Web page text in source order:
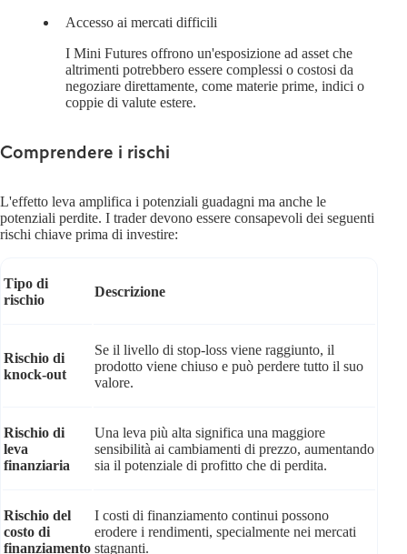
Accesso ai mercati difficili
I Mini Futures offrono un'esposizione ad asset che
altrimenti potrebbero essere complessi o costosi da
negoziare direttamente, come materie prime, indici o
coppie di valute estere.
Comprendere i rischi
L'effetto leva amplifica i potenziali guadagni ma anche le
potenziali perdite. I trader devono essere consapevoli dei seguenti
rischi chiave prima di investire:
Tipo di
rischio
Descrizione
Rischio di
knock-out
Se il livello di stop-loss viene raggiunto, il
prodotto viene chiuso e può perdere tutto il suo
valore.
Rischio di
leva
finanziaria
Una leva più alta significa una maggiore
sensibilità ai cambiamenti di prezzo, aumentando
sia il potenziale di profitto che di perdita.
Rischio del
costo di
finanziamento
I costi di finanziamento continui possono
erodere i rendimenti, specialmente nei mercati
stagnanti.